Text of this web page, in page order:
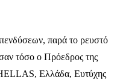
παρά το ρευστό
τόσο ο Πρόεδρος της
Ελλάδα, Ευτύχης